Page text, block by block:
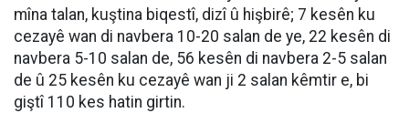
mîna talan, kuştina biqestî, dizî û hişbirê; 7 kesên ku
cezayê wan di navbera 10-20 salan de ye, 22 kesên di
navbera 5-10 salan de, 56 kesên di navbera 2-5 salan
de û 25 kesên ku cezayê wan ji 2 salan kêmtir e, bi
giştî 110 kes hatin girtin.